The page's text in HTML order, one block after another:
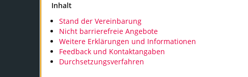
Inhalt
Stand der Vereinbarung
Nicht barrierefreie Angebote
Weitere Erklärungen und Informationen
Feedback und Kontaktangaben
Durchsetzungsverfahren